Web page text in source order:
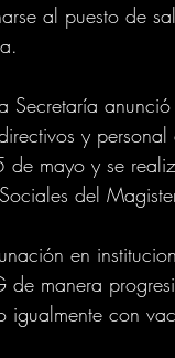
al puesto de
y
de mayo y se
del
en
manera
igualmente con